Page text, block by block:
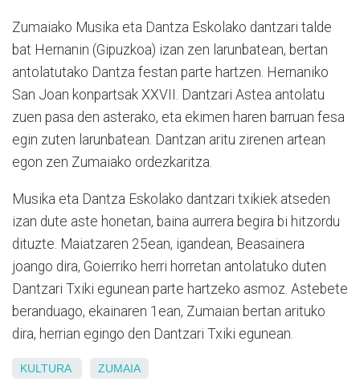
Zumaiako Musika eta Dantza Eskolako dantzari talde
bat Hernanin (Gipuzkoa) izan zen larunbatean, bertan
antolatutako Dantza festan parte hartzen. Hernaniko
San Joan konpartsak XXVII. Dantzari Astea antolatu
zuen pasa den asterako, eta ekimen haren barruan fesa
egin zuten larunbatean. Dantzan aritu zirenen artean
egon zen Zumaiako ordezkaritza.
Musika eta Dantza Eskolako dantzari txikiek atseden
izan dute aste honetan, baina aurrera begira bi hitzordu
dituzte. Maiatzaren 25ean, igandean, Beasainera
joango dira, Goierriko herri horretan antolatuko duten
Dantzari Txiki egunean parte hartzeko asmoz. Astebete
beranduago, ekainaren 1ean, Zumaian bertan arituko
dira, herrian egingo den Dantzari Txiki egunean.
KULTURA ZUMAIA